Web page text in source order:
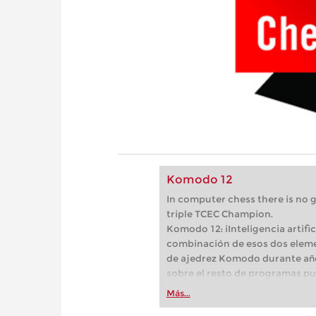
Komodo 12
In computer chess there is no
triple TCEC Champion.
Komodo 12: iInteligencia
combinación de esos dos
de ajedrez Komodo durante
sobre el resto de programas
por el hecho de que "dos
Más...